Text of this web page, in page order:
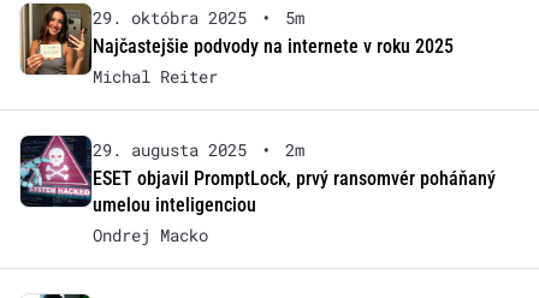
29. októbra 2025 •
5m
Najčastejšie podvody na internete v roku 2025
Michal Reiter
29. augusta 2025 •
2m
ESET objavil PromptLock, prvý ransomvér poháňaný
umelou inteligenciou
Ondrej Macko